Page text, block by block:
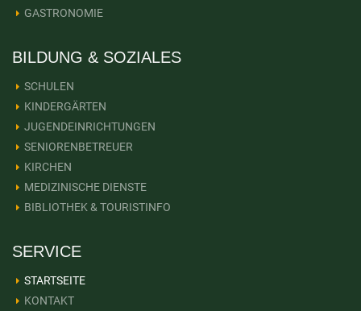
GASTRONOMIE
BILDUNG & SOZIALES
SCHULEN
KINDERGÄRTEN
JUGENDEINRICHTUNGEN
SENIORENBETREUER
KIRCHEN
MEDIZINISCHE DIENSTE
BIBLIOTHEK & TOURISTINFO
SERVICE
STARTSEITE
KONTAKT